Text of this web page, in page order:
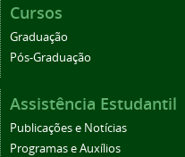
Cursos
Graduação
Pós-Graduação
Assistência Estudantil
Publicações e Notícias
Programas e Auxílios